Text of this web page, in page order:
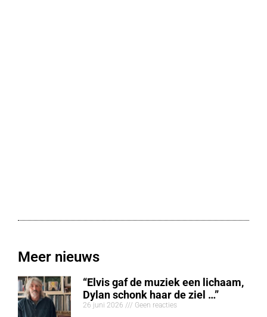
Meer nieuws
“Elvis gaf de muziek een lichaam,
Dylan schonk haar de ziel …”
26 juni 2026 Geen reacties